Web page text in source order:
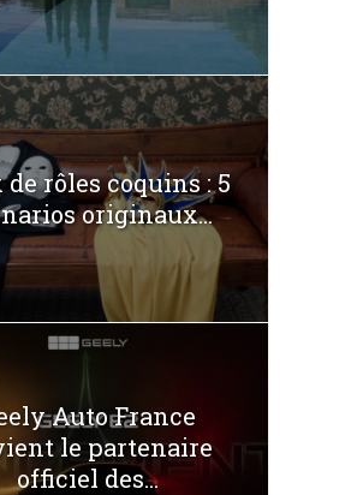
rôles coquins : 5
originaux...
Auto France
le partenaire
officiel des...